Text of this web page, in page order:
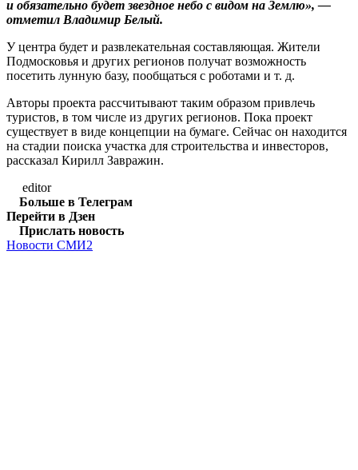
и обязательно будет звездное небо с видом на Землю», —
отметил Владимир Белый.
У центра будет и развлекательная составляющая. Жители
Подмосковья и других регионов получат возможность
посетить лунную базу, пообщаться с роботами и т. д.
Авторы проекта рассчитывают таким образом привлечь
туристов, в том числе из других регионов. Пока проект
существует в виде концепции на бумаге. Сейчас он находится
на стадии поиска участка для строительства и инвесторов,
рассказал Кирилл Завражин.
editor
Больше в Телеграм
Перейти в Дзен
Прислать новость
Новости СМИ2